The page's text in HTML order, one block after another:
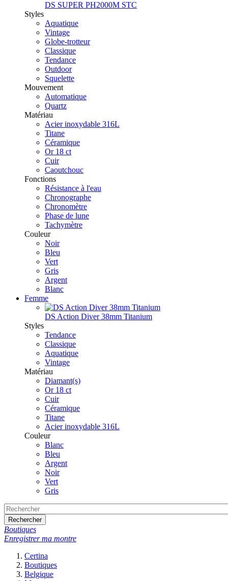
DS SUPER PH2000M STC
Styles
Aquatique
Vintage
Globe-trotteur
Classique
Tendance
Outdoor
Squelette
Mouvement
Automatique
Quartz
Matériau
Acier inoxydable 316L
Titane
Céramique
Or 18 ct
Cuir
Caoutchouc
Fonctions
Résistance à l'eau
Chronographe
Chronomètre
Phase de lune
Tachymètre
Couleur
Noir
Bleu
Vert
Gris
Argent
Blanc
Femme
DS Action Diver 38mm Titanium
Styles
Tendance
Classique
Aquatique
Vintage
Matériau
Diamant(s)
Or 18 ct
Cuir
Céramique
Titane
Acier inoxydable 316L
Couleur
Blanc
Bleu
Argent
Noir
Vert
Gris
Rechercher
Boutiques
Enregistrer ma montre
Certina
Boutiques
Belgique